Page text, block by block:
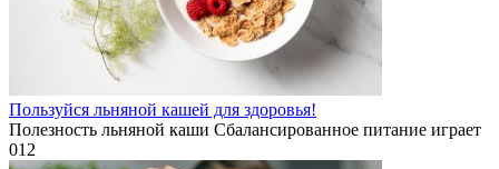
Пользуйся льняной кашей для здоровья!
Полезность льняной каши Сбалансированное питание играет
012